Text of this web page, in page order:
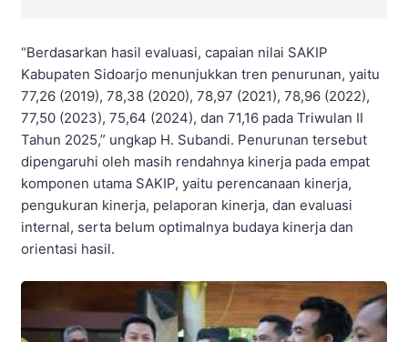
“Berdasarkan hasil evaluasi, capaian nilai SAKIP
Kabupaten Sidoarjo menunjukkan tren penurunan, yaitu
77,26 (2019), 78,38 (2020), 78,97 (2021), 78,96 (2022),
77,50 (2023), 75,64 (2024), dan 71,16 pada Triwulan II
Tahun 2025,” ungkap H. Subandi. Penurunan tersebut
dipengaruhi oleh masih rendahnya kinerja pada empat
komponen utama SAKIP, yaitu perencanaan kinerja,
pengukuran kinerja, pelaporan kinerja, dan evaluasi
internal, serta belum optimalnya budaya kinerja dan
orientasi hasil.